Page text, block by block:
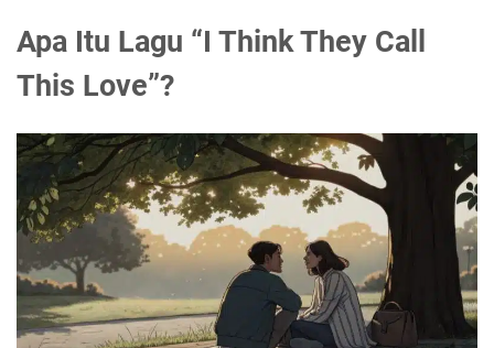
Apa Itu Lagu “I Think They Call
This Love”?